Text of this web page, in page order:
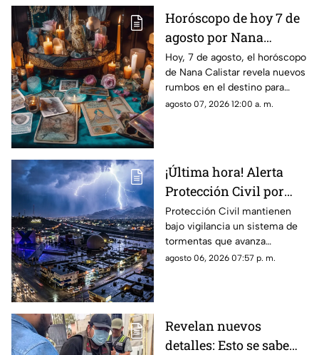
Horóscopo de hoy 7 de
agosto por Nana
Calistar: Este será tu
mejor beneficio
Hoy, 7 de agosto, el horóscopo
de Nana Calistar revela nuevos
rumbos en el destino para
estos signos
agosto 07, 2026 12:00 a. m.
¡Última hora! Alerta
Protección Civil por
tormenta que se acerca
a Ciudad Juárez y El
Paso: piden extremar
precauciones
Protección Civil mantienen
bajo vigilancia un sistema de
tormentas que avanza
lentamente hacia el suroeste y
agosto 06, 2026 07:57 p. m.
Revelan nuevos
detalles: Esto se sabe